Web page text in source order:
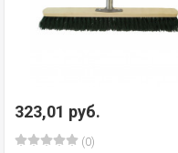
323,01 руб.
(0)